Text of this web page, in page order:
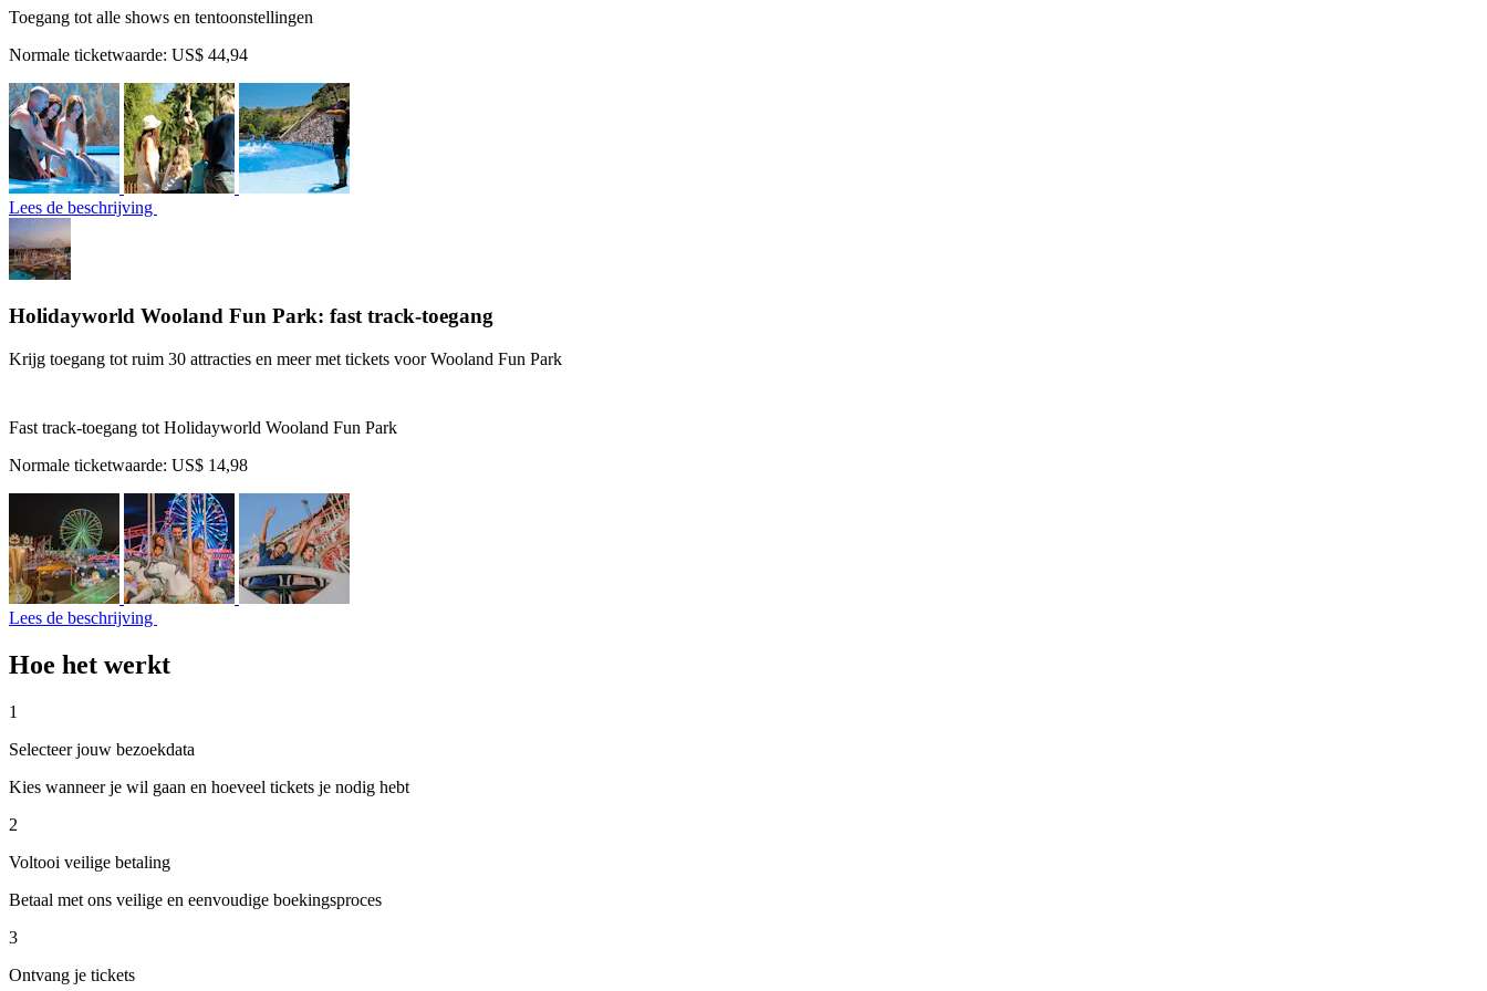
Toegang tot alle shows en tentoonstellingen
Normale ticketwaarde: US$ 44,94
Lees de beschrijving
Holidayworld Wooland Fun Park: fast track-toegang
Krijg toegang tot ruim 30 attracties en meer met tickets voor Wooland Fun Park
Fast track-toegang tot Holidayworld Wooland Fun Park
Normale ticketwaarde: US$ 14,98
Lees de beschrijving
Hoe het werkt
1
Selecteer jouw bezoekdata
Kies wanneer je wil gaan en hoeveel tickets je nodig hebt
2
Voltooi veilige betaling
Betaal met ons veilige en eenvoudige boekingsproces
3
Ontvang je tickets